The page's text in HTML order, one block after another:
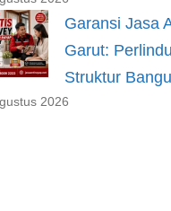
Garansi Jasa
Garut:
Struktur
2026